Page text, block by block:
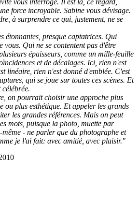
vous interroge. Il est là, ce regard,
force incroyable. Sabine vous dévisage.
à surprendre ce qui, justement, ne se
étonnantes, presque captatrices. Qui
vous. Qui ne se contentent pas d'être
épaisseurs, comme un mille-feuille
et de décalages. Ici, rien n'est
linéaire, rien n'est donné d'emblée. C'est
qui se joue sur toutes ces scènes. Et
célébrée.
on pourrait choisir une approche plus
ou plus esthétique. Et appeler les grands
les grandes références. Mais on peut
mots, puisque la photo, muette par
- ne parler que du photographe et
je l'ai fait: avec amitié, avec plaisir."